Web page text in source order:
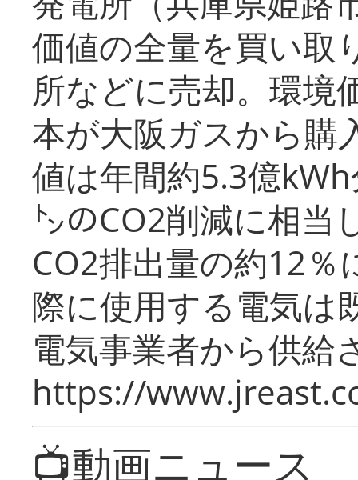
価値の全量を買い取
所などに売却。環境
本が大阪ガスから購
値は年間約5.3億
㌧のCO2削減に相当
CO2排出量の約12％
際に使用する電気は
電気事業者から供給
https://
📺動画ニュース